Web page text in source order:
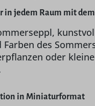
in jedem Raum mit
des
oder
in Miniaturformat